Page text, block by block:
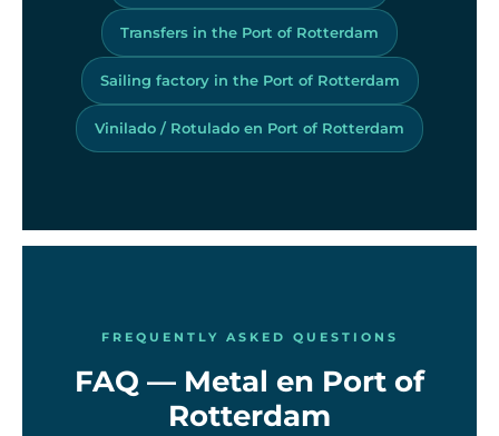
Transfers in the Port of Rotterdam
Sailing factory in the Port of Rotterdam
Vinilado / Rotulado en Port of Rotterdam
FREQUENTLY ASKED QUESTIONS
FAQ — Metal en Port of
Rotterdam